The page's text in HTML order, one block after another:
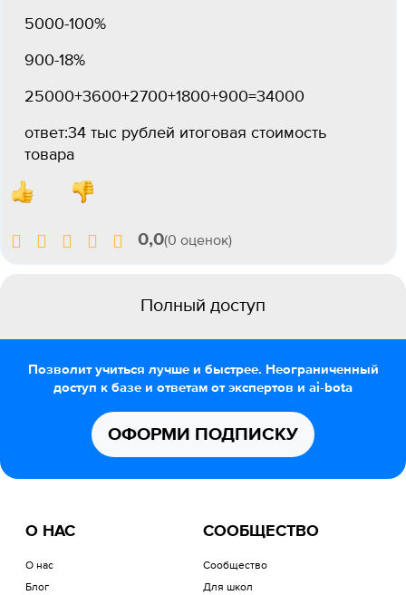
5000-100%
900-18%
25000+3600+2700+1800+900=34000
ответ:34 тыс рублей итоговая стоимость
товара
0,0(0 оценок)
Полный доступ
Позволит учиться лучше и быстрее. Неограниченный
доступ к базе и ответам от экспертов и ai-bota
ОФОРМИ ПОДПИСКУ
О НАС
О нас
Блог
СООБЩЕСТВО
Сообщество
Для школ